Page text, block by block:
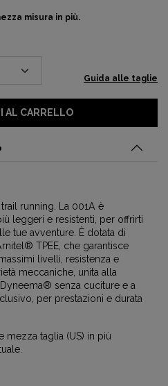
misura in più.
Guida alle taglie
AL CARRELLO
running. La 001A è
leggeri e resistenti, per offrirti
tue avventure. È dotata di
TPEE, che garantisce
livelli, resistenza e
meccaniche, unita alla
senza cuciture e a
per prestazioni e durata
taglia (US) in più